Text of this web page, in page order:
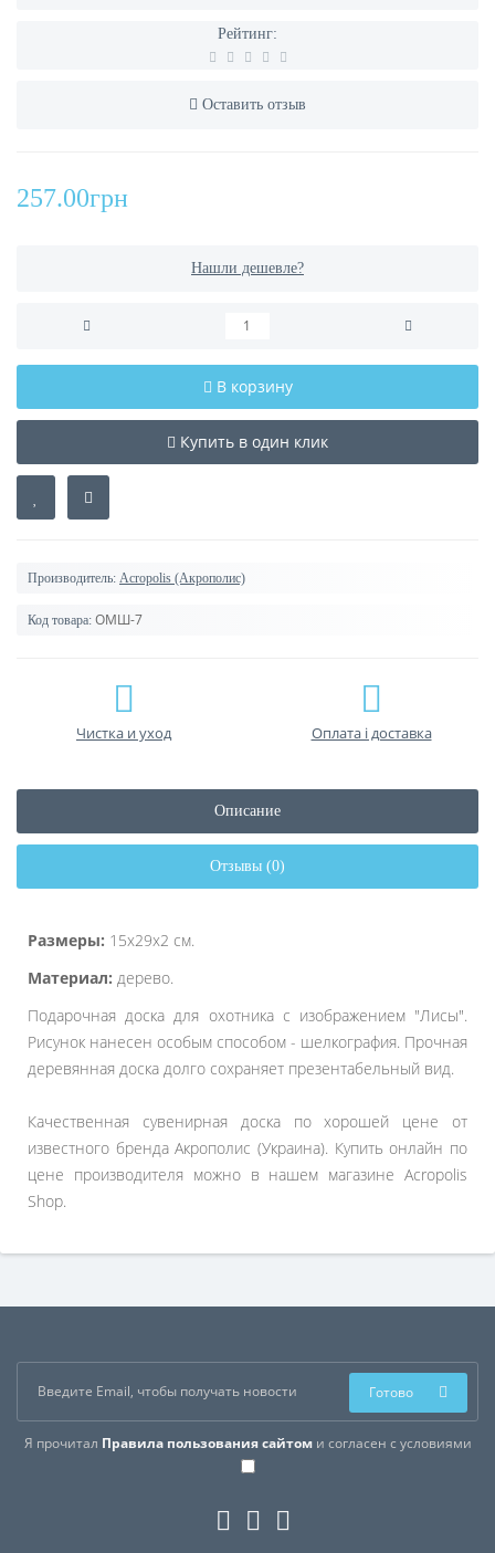
Рейтинг:
Оставить отзыв
257.00грн
Нашли дешевле?
В корзину
Купить в один клик
Производитель: Acropolis (Акрополис)
Код товара: ОМШ-7
Чистка и уход Оплата і доставка
Описание
Отзывы (0)
Размеры: 15х29х2 см.
Материал: дерево.
Подарочная доска для охотника с изображением "Лисы".
Рисунок нанесен особым способом - шелкография. Прочная
деревянная доска долго сохраняет презентабельный вид.
Качественная сувенирная доска по хорошей цене от
известного бренда Акрополис (Украина). Купить онлайн по
цене производителя можно в нашем магазине Acropolis
Shop.
Я прочитал Правила пользования сайтоми согласен с условиями
Готово